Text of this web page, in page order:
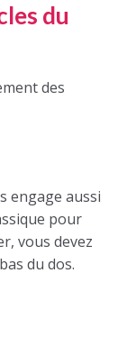
du
des
engage aussi
pour
vous devez
du dos.